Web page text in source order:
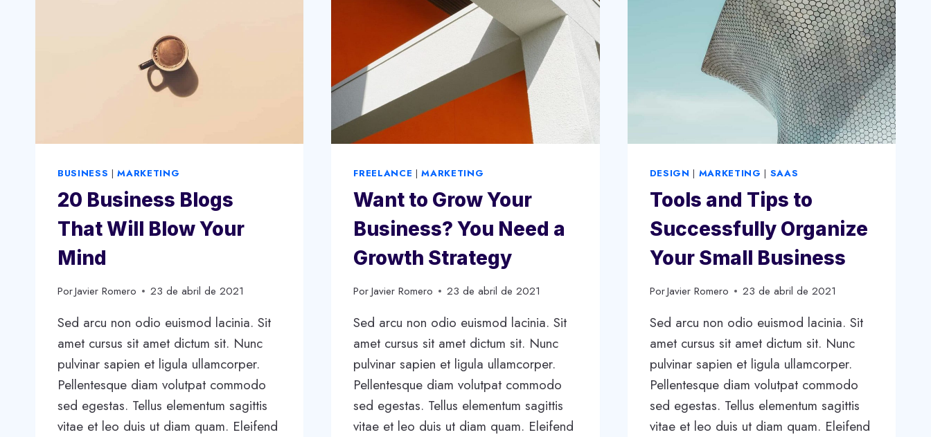
BUSINESS |MARKETING
20 Business Blogs
That Will Blow Your
Mind
PorJavier Romero 23 de abril de 2021
Sed arcu non odio euismod lacinia. Sit
amet cursus sit amet dictum sit. Nunc
pulvinar sapien et ligula ullamcorper.
Pellentesque diam volutpat commodo
sed egestas. Tellus elementum sagittis
vitae et leo duis ut diam quam. Eleifend
FREELANCE |MARKETING
Want to Grow Your
Business? You Need a
Growth Strategy
PorJavier Romero 23 de abril de 2021
Sed arcu non odio euismod lacinia. Sit
amet cursus sit amet dictum sit. Nunc
pulvinar sapien et ligula ullamcorper.
Pellentesque diam volutpat commodo
sed egestas. Tellus elementum sagittis
vitae et leo duis ut diam quam. Eleifend
DESIGN | MARKETING | SAAS
Tools and Tips to
Successfully Organize
Your Small Business
PorJavier Romero 23 de abril de 2021
Sed arcu non odio euismod lacinia. Sit
amet cursus sit amet dictum sit. Nunc
pulvinar sapien et ligula ullamcorper.
Pellentesque diam volutpat commodo
sed egestas. Tellus elementum sagittis
vitae et leo duis ut diam quam. Eleifend